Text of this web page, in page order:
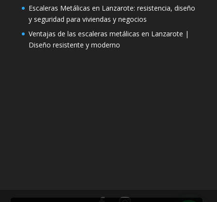
Escaleras Metálicas en Lanzarote: resistencia, diseño
y seguridad para viviendas y negocios
Ventajas de las escaleras metálicas en Lanzarote |
Diseño resistente y moderno